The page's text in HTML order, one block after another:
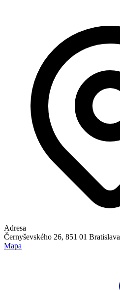
Adresa
Černyševského 26, 851 01 Bratislava
Mapa